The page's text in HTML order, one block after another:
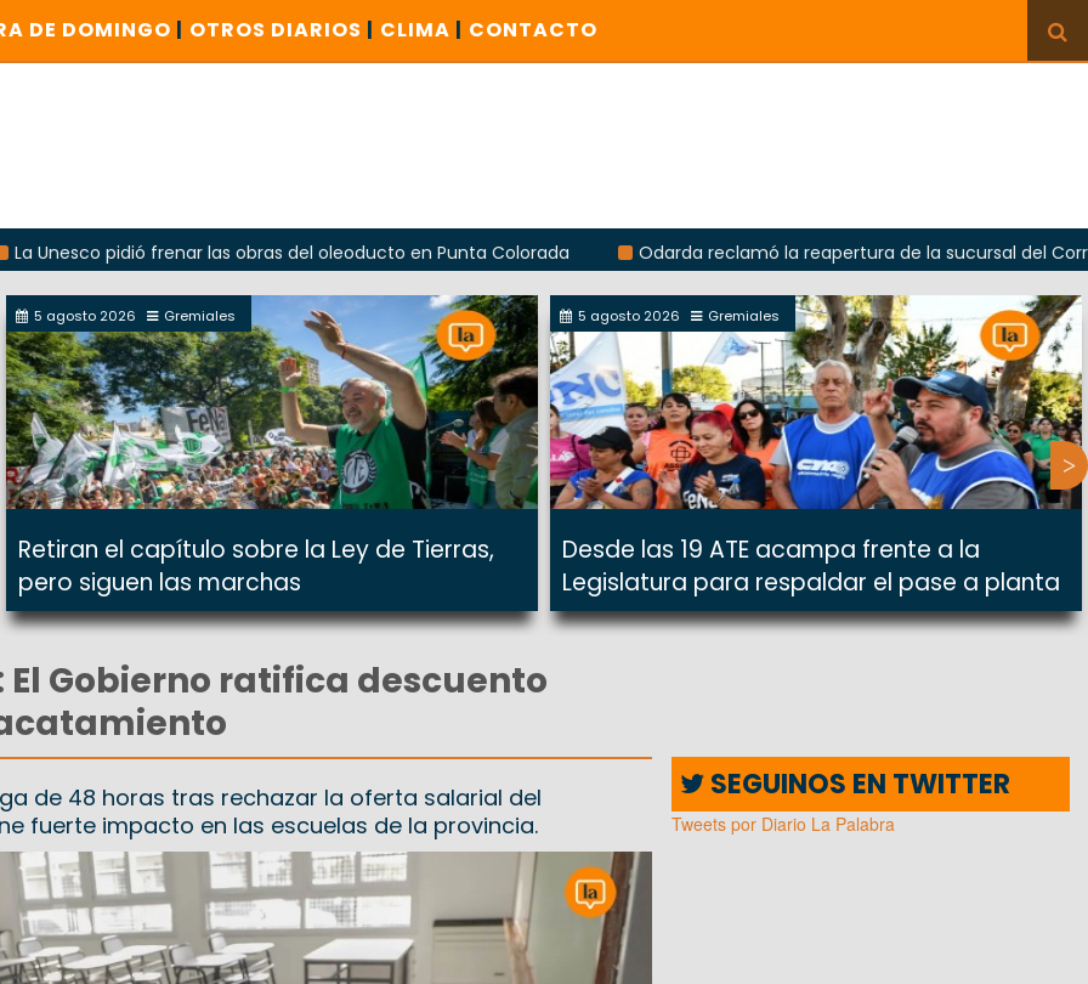
DE DOMINGO | OTROS DIARIOS | CLIMA | CONTACTO
pidió frenar las obras del oleoducto en Punta Colorada
Odarda reclamó la reapertura de la sucursal del Correo
5 agosto 2026 Gremiales
Retiran el capítulo sobre la Ley de Tierras,
pero siguen las marchas
5 agosto 2026 Gremiales
Desde las 19 ATE acampa frente a la
Legislatura para respaldar el pase a planta
El Gobierno ratifica descuento
de 48 horas tras rechazar la oferta salarial del
fuerte impacto en las escuelas de la provincia.
SEGUINOS EN TWITTER
Tweets por Diario La Palabra